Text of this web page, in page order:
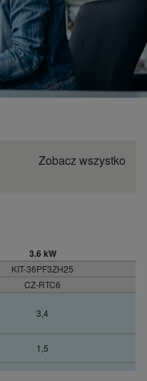
Zobacz wszystko
3.6 kW
KIT-36PF3ZH25
CZ-RTC6
3,4
1,5